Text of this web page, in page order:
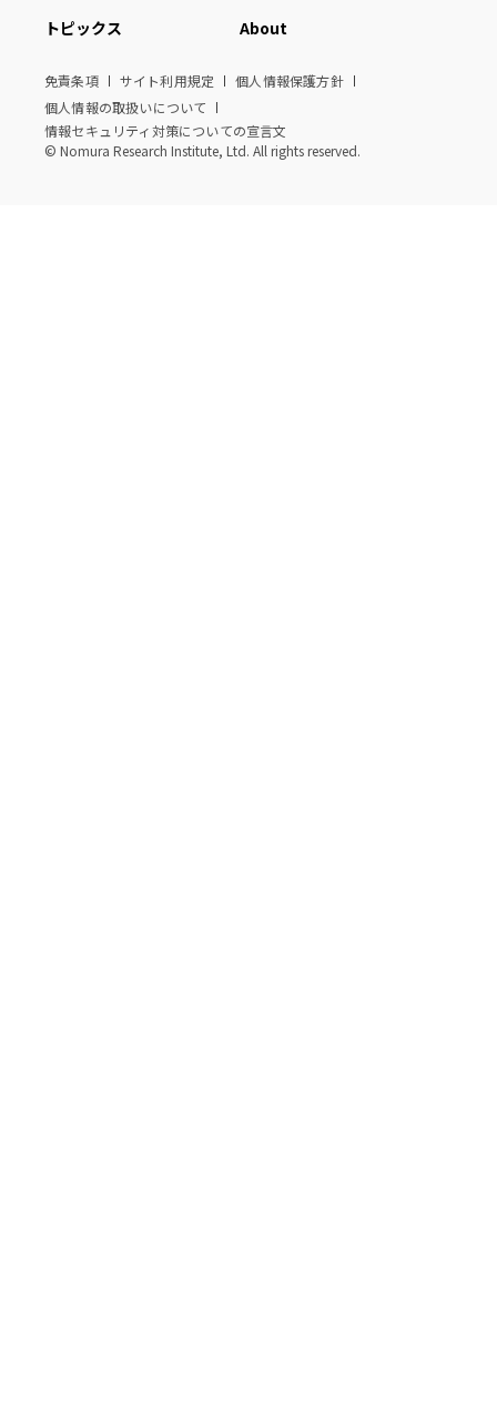
トピックス About
免責条項 サイト利用規定
個人情報保護方針
個人情報の取扱いについて
情報セキュリティ対策についての宣言文
© Nomura Research Institute, Ltd. All rights reserved.